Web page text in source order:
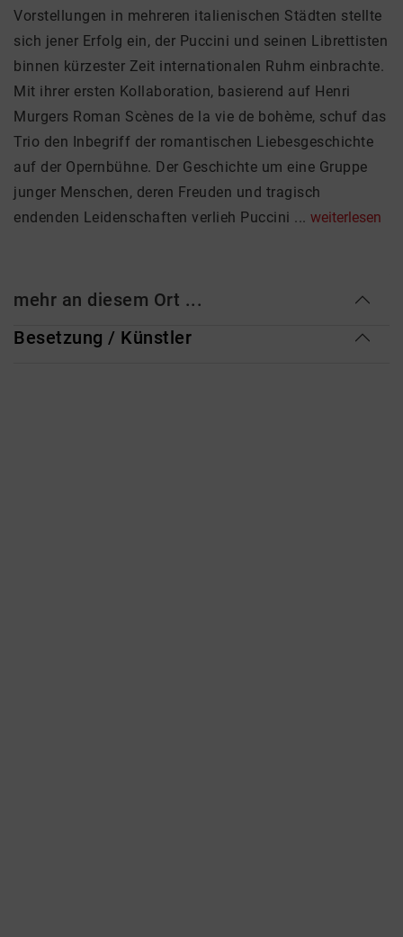
Vorstellungen in mehreren italienischen Städten stellte
sich jener Erfolg ein, der Puccini und seinen Librettisten
binnen kürzester Zeit internationalen Ruhm einbrachte.
Mit ihrer ersten Kollaboration, basierend auf Henri
Murgers Roman Scènes de la vie de bohème, schuf das
Trio den Inbegriff der romantischen Liebesgeschichte
auf der Opernbühne. Der Geschichte um eine Gruppe
junger Menschen, deren Freuden und tragisch
endenden Leidenschaften verlieh Puccini ... weiterlesen
mehr an diesem Ort ...
Besetzung / Künstler